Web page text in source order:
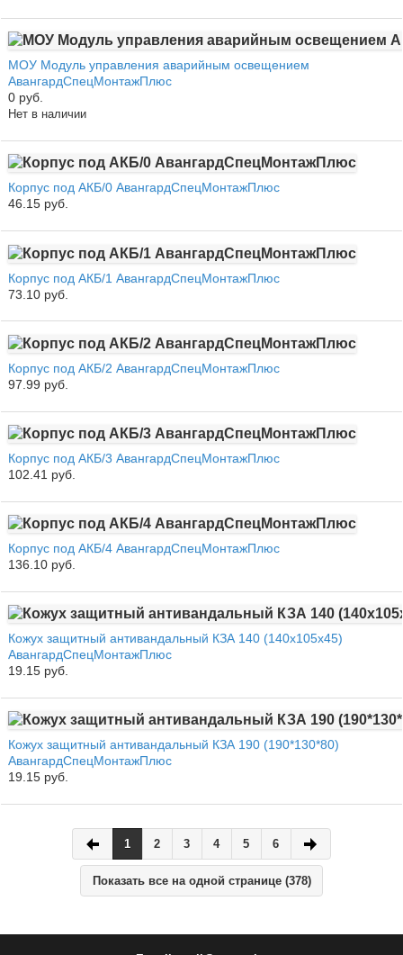
МОУ Модуль управления аварийным освещением
АвангардСпецМонтажПлюс
0 руб.
Нет в наличии
Корпус под АКБ/0 АвангардСпецМонтажПлюс
46.15 руб.
Корпус под АКБ/1 АвангардСпецМонтажПлюс
73.10 руб.
Корпус под АКБ/2 АвангардСпецМонтажПлюс
97.99 руб.
Корпус под АКБ/3 АвангардСпецМонтажПлюс
102.41 руб.
Корпус под АКБ/4 АвангардСпецМонтажПлюс
136.10 руб.
Кожух защитный антивандальный КЗА 140 (140х105х45)
АвангардСпецМонтажПлюс
19.15 руб.
Кожух защитный антивандальный КЗА 190 (190*130*80)
АвангардСпецМонтажПлюс
19.15 руб.
1 2 3 4 5 6
Показать все на одной странице (378)